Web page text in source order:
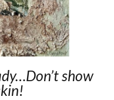
show